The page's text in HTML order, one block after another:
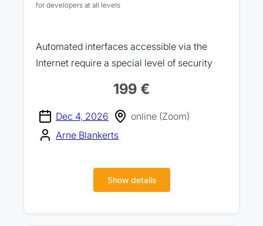
for developers at all levels
Automated interfaces accessible via the
Internet require a special level of security
199 €
Dec 4, 2026
online (Zoom)
Arne Blankerts
Show details